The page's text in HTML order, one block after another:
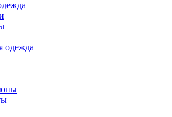
одежда